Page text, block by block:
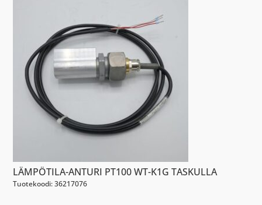
LÄMPÖTILA-ANTURI PT100 WT-K1G TASKULLA
Tuotekoodi: 36217076